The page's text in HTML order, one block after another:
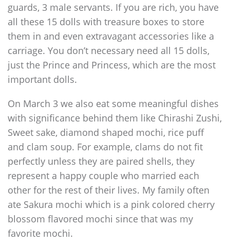
guards, 3 male servants. If you are rich, you have
all these 15 dolls with treasure boxes to store
them in and even extravagant accessories like a
carriage. You don’t necessary need all 15 dolls,
just the Prince and Princess, which are the most
important dolls.
On March 3 we also eat some meaningful dishes
with significance behind them like Chirashi Zushi,
Sweet sake, diamond shaped mochi, rice puff
and clam soup. For example, clams do not fit
perfectly unless they are paired shells, they
represent a happy couple who married each
other for the rest of their lives. My family often
ate Sakura mochi which is a pink colored cherry
blossom flavored mochi since that was my
favorite mochi.